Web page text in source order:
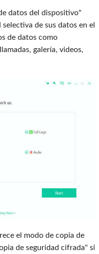
datos del dispositivo"
de sus datos en el
de datos como
galería, videos,
el modo de copia de
de seguridad cifrada" si